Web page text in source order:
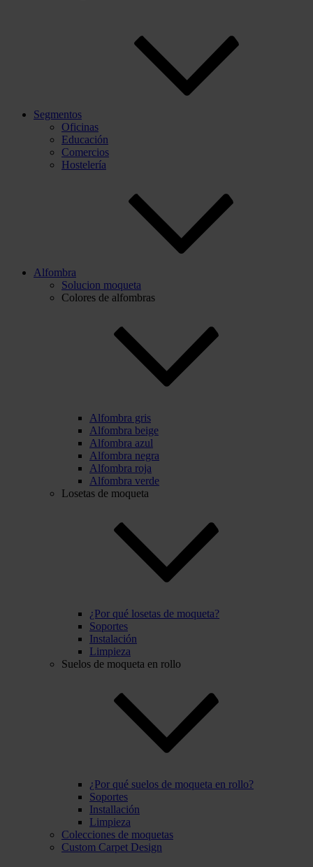
Segmentos
Oficinas
Educación
Comercios
Hostelería
Alfombra
Solucion moqueta
Colores de alfombras
Alfombra gris
Alfombra beige
Alfombra azul
Alfombra negra
Alfombra roja
Alfombra verde
Losetas de moqueta
¿Por qué losetas de moqueta?
Soportes
Instalación
Limpieza
Suelos de moqueta en rollo
¿Por qué suelos de moqueta en rollo?
Soportes
Installación
Limpieza
Colecciones de moquetas
Custom Carpet Design